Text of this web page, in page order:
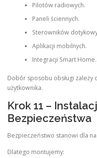
Pilotów radiowych.
Paneli ściennych.
Sterowników
Aplikacji mobilnych.
Integracji Smart Home.
Dobór sposobu obsługi
użytkownika.
Krok 11 –
Bezpieczeństwa
Bezpieczeństwo stanowi dla
Dlatego montujemy: